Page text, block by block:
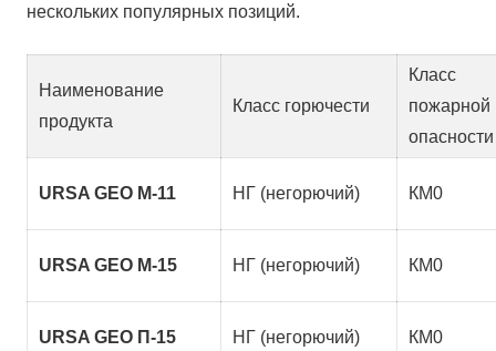
нескольких популярных позиций.
Наименование
продукта
Класс горючести
Класс
пожарной
опасности
URSA GEO M-11 НГ (негорючий) КМ0
URSA GEO M-15 НГ (негорючий) КМ0
URSA GEO П-15 НГ (негорючий) КМ0